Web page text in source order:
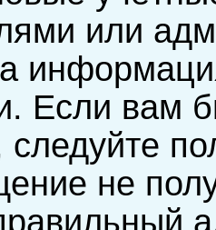
или
Если вам
не